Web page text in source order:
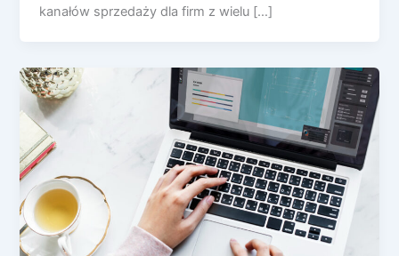
kanałów sprzedaży dla firm z wielu […]